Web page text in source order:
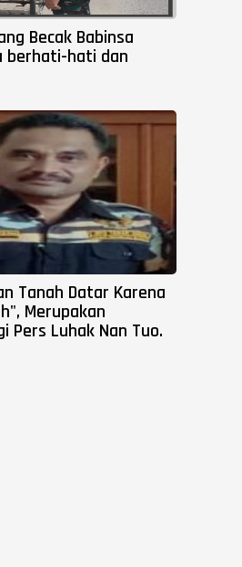
Becak Babinsa
berhati-hati dan
Tanah Datar Karena
Merupakan
Pers Luhak Nan Tuo.